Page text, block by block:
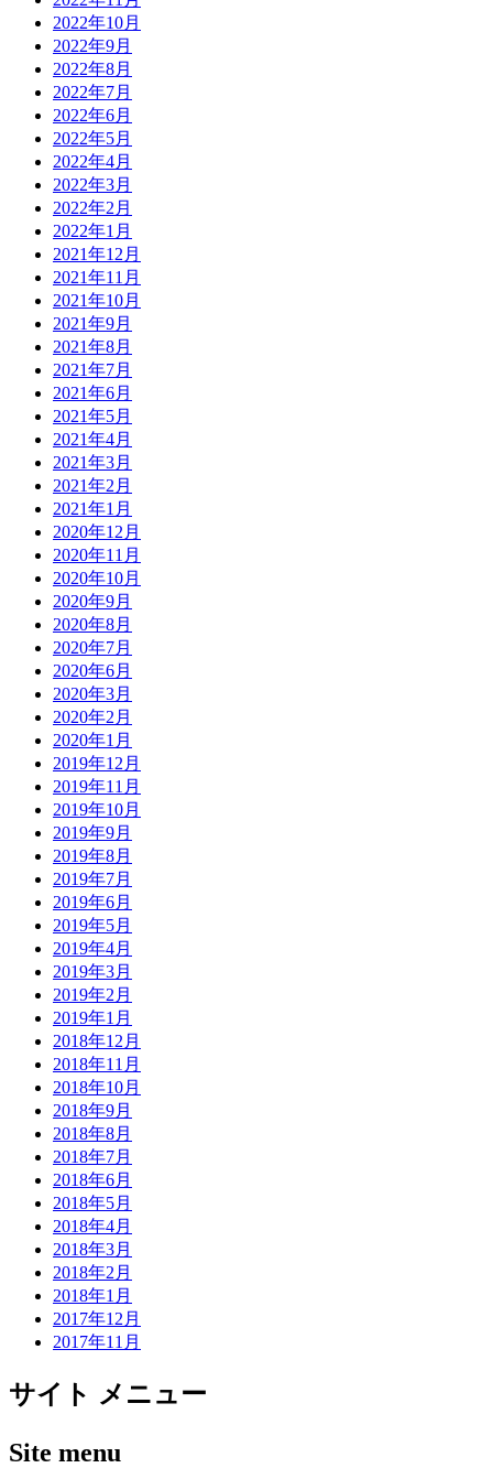
2022年10月
2022年9月
2022年8月
2022年7月
2022年6月
2022年5月
2022年4月
2022年3月
2022年2月
2022年1月
2021年12月
2021年11月
2021年10月
2021年9月
2021年8月
2021年7月
2021年6月
2021年5月
2021年4月
2021年3月
2021年2月
2021年1月
2020年12月
2020年11月
2020年10月
2020年9月
2020年8月
2020年7月
2020年6月
2020年3月
2020年2月
2020年1月
2019年12月
2019年11月
2019年10月
2019年9月
2019年8月
2019年7月
2019年6月
2019年5月
2019年4月
2019年3月
2019年2月
2019年1月
2018年12月
2018年11月
2018年10月
2018年9月
2018年8月
2018年7月
2018年6月
2018年5月
2018年4月
2018年3月
2018年2月
2018年1月
2017年12月
2017年11月
サイト メニュー
Site menu